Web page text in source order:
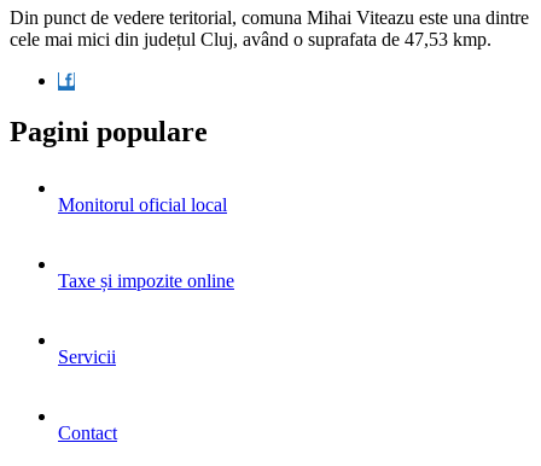
Din punct de vedere teritorial, comuna Mihai Viteazu este una dintre
cele mai mici din județul Cluj, având o suprafata de 47,53 kmp.
Pagini populare
Monitorul oficial local
Taxe și impozite online
Servicii
Contact